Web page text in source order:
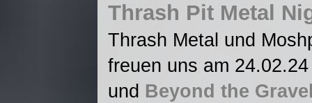
Thrash Pit Metal
Thrash Metal und
freuen uns am
und Beyond the